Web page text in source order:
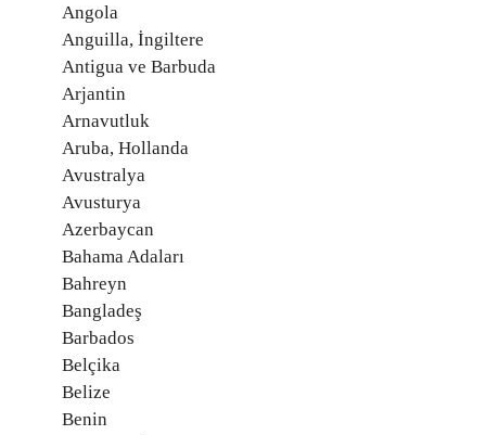
Angola
Anguilla, İngiltere
Antigua ve Barbuda
Arjantin
Arnavutluk
Aruba, Hollanda
Avustralya
Avusturya
Azerbaycan
Bahama Adaları
Bahreyn
Bangladeş
Barbados
Belçika
Belize
Benin